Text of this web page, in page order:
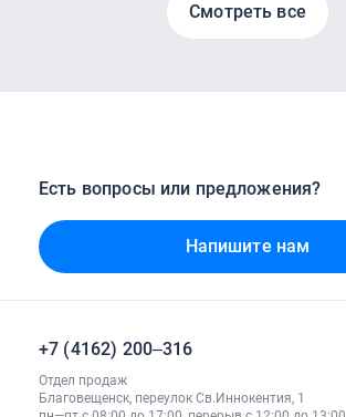
Смотреть все
Есть вопросы или предложения?
Напишите нам
+7 (4162) 200‒316
Отдел продаж
Благовещенск, переулок Св.Иннокентия, 1